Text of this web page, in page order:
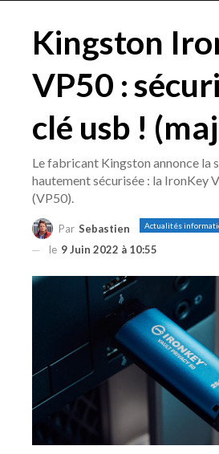
Kingston
VP50 :
clé usb !
Le fabricant Kingston annonce la
hautement sécurisée : la IronKey
(VP50).
Actualités
Par Sebastien
le 9 Juin 2022 à 10:55